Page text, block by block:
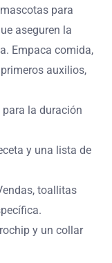
para
aseguren la
Empaca comida,
auxilios,
la duración
y una lista de
toallitas
y un collar